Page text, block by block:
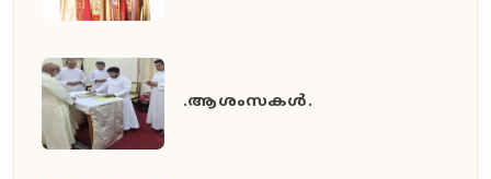
.ആശംസകൾ.